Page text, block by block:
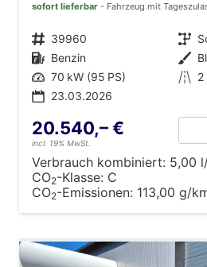
sofort lieferbar Fahrzeug mit
Fahrzeugnr. 39960 Getriebe
Kraftstoff Benzin Außenfarbe
Leistung 70 kW (95 PS) Kilometerstand 2
23.03.2026
20.540,– €
incl. 19% MwSt.
Verbrauch kombiniert: 5,00
CO2-Klasse: C
CO2-Emissionen: 113,00 g/